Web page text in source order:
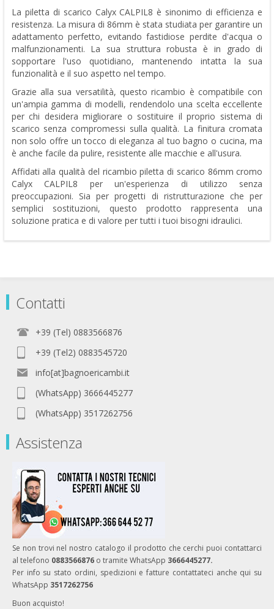
La piletta di scarico Calyx CALPIL8 è sinonimo di efficienza e
resistenza. La misura di 86mm è stata studiata per garantire un
adattamento perfetto, evitando fastidiose perdite d'acqua o
malfunzionamenti. La sua struttura robusta è in grado di
sopportare l'uso quotidiano, mantenendo intatta la sua
funzionalità e il suo aspetto nel tempo.
Grazie alla sua versatilità, questo ricambio è compatibile con
un'ampia gamma di modelli, rendendolo una scelta eccellente
per chi desidera migliorare o sostituire il proprio sistema di
scarico senza compromessi sulla qualità. La finitura cromata
non solo offre un tocco di eleganza al tuo bagno o cucina, ma
è anche facile da pulire, resistente alle macchie e all'usura.
Affidati alla qualità del ricambio piletta di scarico 86mm cromo
Calyx CALPIL8 per un'esperienza di utilizzo senza
preoccupazioni. Sia per progetti di ristrutturazione che per
semplici sostituzioni, questo prodotto rappresenta una
soluzione pratica e di valore per tutti i tuoi bisogni idraulici.
Contatti
+39 (Tel) 0883566876
+39 (Tel2) 0883545720
info[at]bagnoericambi.it
(WhatsApp) 3666445277
(WhatsApp) 3517262756
Assistenza
Se non trovi nel nostro catalogo il prodotto che cerchi puoi contattarci
al telefono 0883566876 o tramite WhatsApp 3666445277.
Per info su stato ordini, spedizioni e fatture contattateci anche qui su
WhatsApp 3517262756
Buon acquisto!